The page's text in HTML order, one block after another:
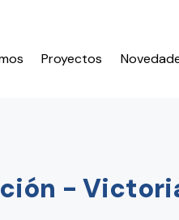
Proyectos
-